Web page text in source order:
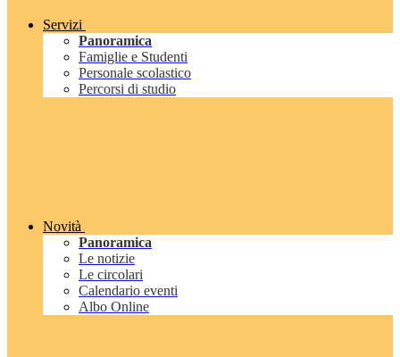
Servizi
Panoramica
Famiglie e Studenti
Personale scolastico
Percorsi di studio
Novità
Panoramica
Le notizie
Le circolari
Calendario eventi
Albo Online